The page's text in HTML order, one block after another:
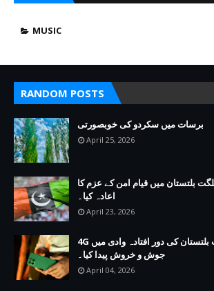
MUSIC
RANDOM POSTS
برسات میں سکردو کی خوبصورتی
April 25, 2026
بلتستان میں قیام امن کے عزم کا
اعادہ کیا۔
April 23, 2026
4G رول آؤٹ نے گلگت بلتستان کی دور افتادہ وادی میں
جوش و خروش پیدا کیا۔
April 04, 2026